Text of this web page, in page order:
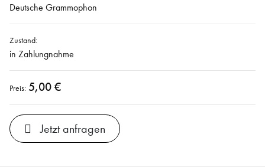
Deutsche Grammophon
Zustand:
in Zahlungnahme
Preis: 5,00 €
Jetzt anfragen